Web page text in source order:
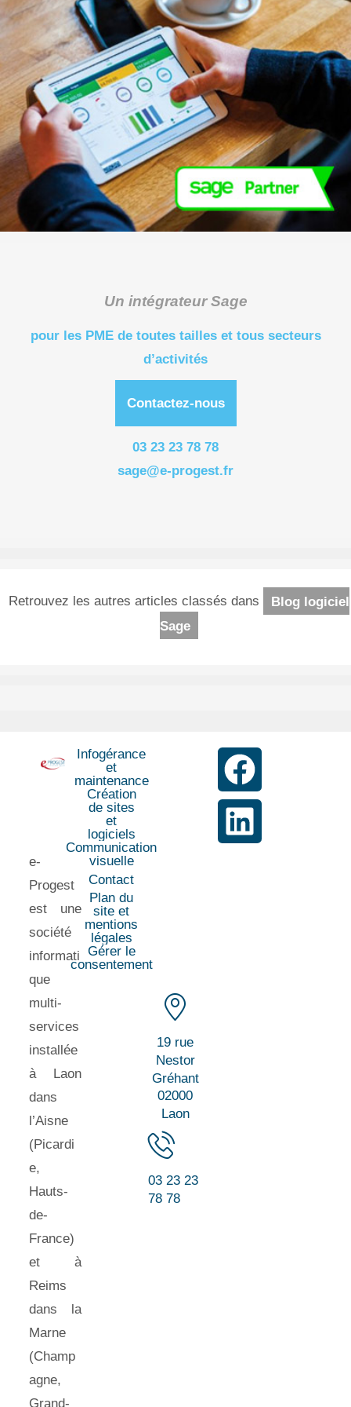
Un intégrateur Sage
pour les PME de toutes tailles et tous secteurs
d’activités
Contactez-nous
03 23 23 78 78
sage@e-progest.fr
Retrouvez les autres articles classés dans
Blog logiciel
Sage
e-
Progest
est une
société
informati
que
multi-
services
installée
à Laon
dans
l’Aisne
(Picardi
e,
Hauts-
de-
France)
et à
Reims
dans la
Marne
(Champ
agne,
Grand-
Infogérance
et
maintenance
Création
de sites
et
logiciels
Communication
visuelle
Contact
Plan du
site et
mentions
légales
Gérer le
consentement
19 rue
Nestor
Gréhant
02000
Laon
03 23 23
78 78